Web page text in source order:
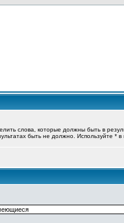
слова, которые должны быть в
быть не должно. Используйте *